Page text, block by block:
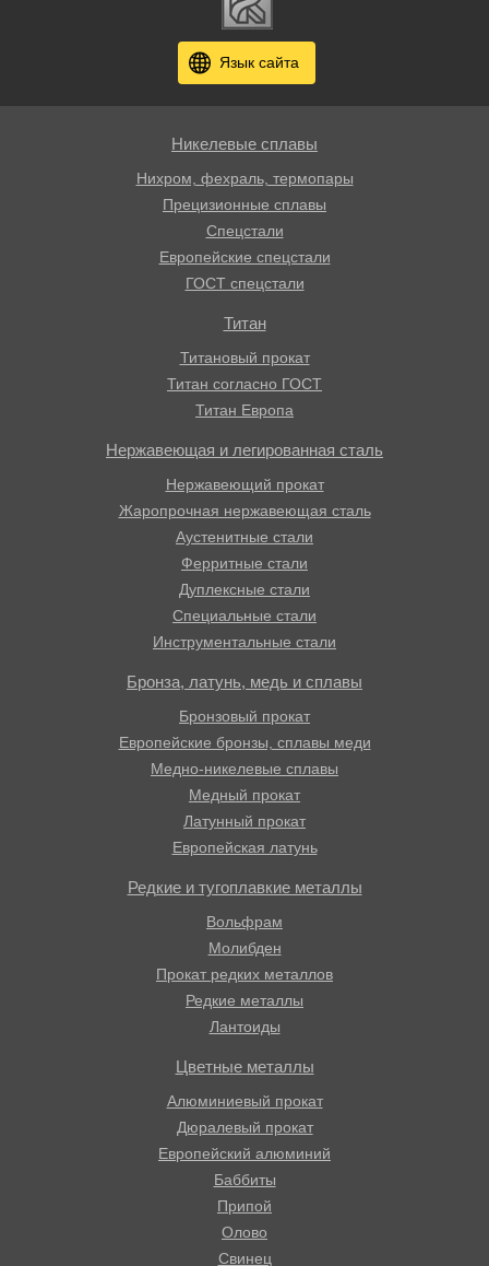
Язык сайта
Никелевые сплавы
Нихром, фехраль, термопары
Прецизионные сплавы
Спецстали
Европейские спецстали
ГОСТ спецстали
Титан
Титановый прокат
Титан согласно ГОСТ
Титан Европа
Нержавеющая и легированная сталь
Нержавеющий прокат
Жаропрочная нержавеющая сталь
Аустенитные стали
Ферритные стали
Дуплексные стали
Специальные стали
Инструментальные стали
Бронза, латунь, медь и сплавы
Бронзовый прокат
Европейские бронзы, сплавы меди
Медно-никелевые сплавы
Медный прокат
Латунный прокат
Европейская латунь
Редкие и тугоплавкие металлы
Вольфрам
Молибден
Прокат редких металлов
Редкие металлы
Лантоиды
Цветные металлы
Алюминиевый прокат
Дюралевый прокат
Европейский алюминий
Баббиты
Припой
Олово
Свинец